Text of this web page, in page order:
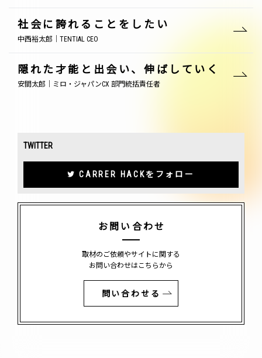
社会に誇れることをしたい
中西裕太郎｜TENTIAL CEO
隠れた才能と出会い、伸ばしていく
安間太郎｜ミロ・ジャパンCX 部門統括責任者
TWITTER
CARRER HACKをフォロー
お問い合わせ
取材のご依頼やサイトに関する
お問い合わせはこちらから
問い合わせる